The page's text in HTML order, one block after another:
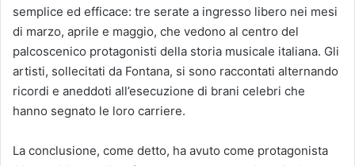
semplice ed efficace: tre serate a ingresso libero nei mesi
di marzo, aprile e maggio, che vedono al centro del
palcoscenico protagonisti della storia musicale italiana. Gli
artisti, sollecitati da Fontana, si sono raccontati alternando
ricordi e aneddoti all’esecuzione di brani celebri che
hanno segnato le loro carriere.
La conclusione, come detto, ha avuto come protagonista